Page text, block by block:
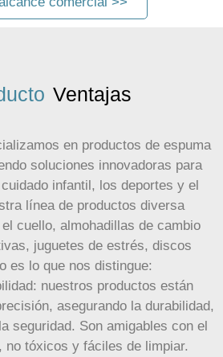
Ventajas
en productos de espuma
soluciones innovadoras para
infantil, los deportes y el
línea de productos diversa
cuello, almohadillas de cambio
juguetes de estrés, discos
es lo que nos distingue:
nuestros productos están
asegurando la durabilidad,
seguridad. Son amigables con el
no tóxicos y fáciles de limpiar.